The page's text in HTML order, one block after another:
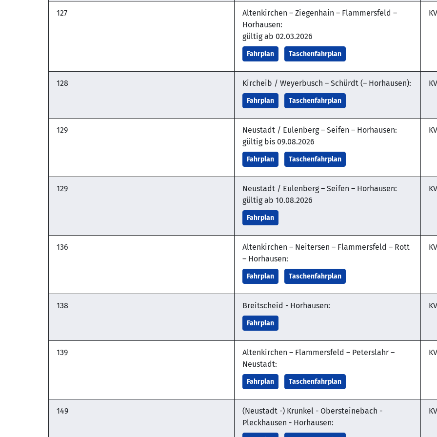
127
Altenkirchen – Ziegenhain – Flammersfeld –
Horhausen:
gültig ab 02.03.2026
Fahrplan Taschenfahrplan
128 Kircheib / Weyerbusch – Schürdt (– Horhausen):
Fahrplan Taschenfahrplan
129
Neustadt / Eulenberg – Seifen – Horhausen:
gültig bis 09.08.2026
Fahrplan Taschenfahrplan
129
Neustadt / Eulenberg – Seifen – Horhausen:
gültig ab 10.08.2026
Fahrplan
136
Altenkirchen – Neitersen – Flammersfeld – Rott
– Horhausen:
Fahrplan Taschenfahrplan
138 Breitscheid - Horhausen:
Fahrplan
139
Altenkirchen – Flammersfeld – Peterslahr –
Neustadt:
Fahrplan Taschenfahrplan
149
(Neustadt -) Krunkel - Obersteinebach -
Pleckhausen - Horhausen: